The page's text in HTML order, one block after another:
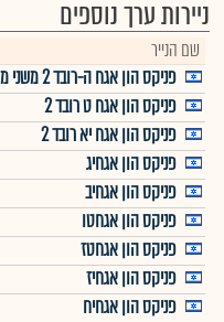
ניירות ערך נוספים
שם הנייר
פניקס הון אגח ה-רובד 2 משני מורכב
פניקס הון אגח ט רובד 2
פניקס הון אגח יא רובד 2
פניקס הון אגחיג
פניקס הון אגחיב
פניקס הון אגחטו
פניקס הון אגחטז
פניקס הון אגחיז
פניקס הון אגחיח